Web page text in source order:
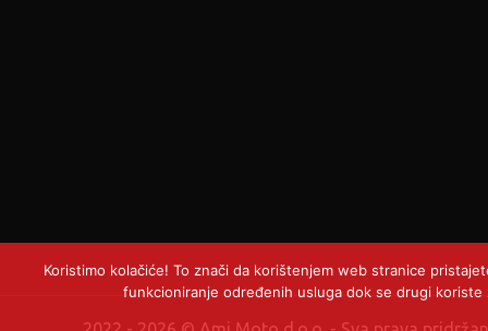
Koristimo kolačiće! To znači da korištenjem web stranice
funkcioniranje određenih usluga dok se drugi